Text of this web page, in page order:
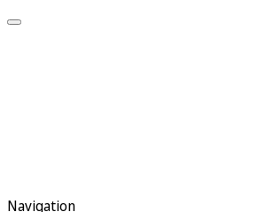
Navigation